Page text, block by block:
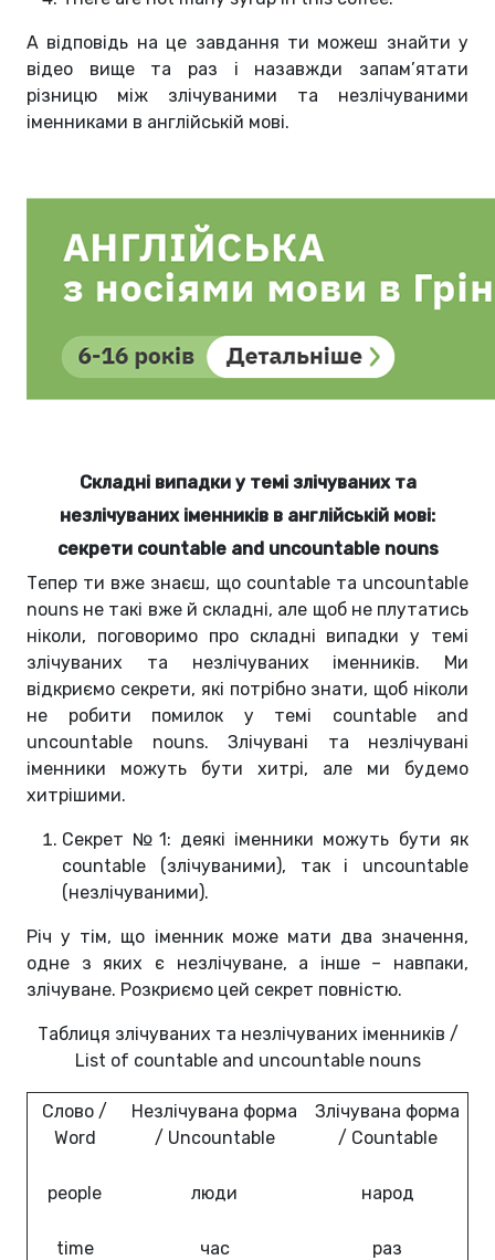
А відповідь на це завдання ти можеш знайти у
відео вище та раз і назавжди запам’ятати
різницю між злічуваними та незлічуваними
іменниками в англійській мові.
Складні випадки у темі злічуваних та
незлічуваних іменників в англійській мові:
секрети countable and uncountable nouns
Тепер ти вже знаєш, що countable та uncountable
nouns не такі вже й складні, але щоб не плутатись
ніколи, поговоримо про складні випадки у темі
злічуваних та незлічуваних іменників. Ми
відкриємо секрети, які потрібно знати, щоб ніколи
не робити помилок у темі countable and
uncountable nouns. Злічувані та незлічувані
іменники можуть бути хитрі, але ми будемо
хитрішими.
Секрет №1: деякі іменники можуть бути як
countable (злічуваними), так і uncountable
(незлічуваними).
Річ у тім, що іменник може мати два значення,
одне з яких є незлічуване, а інше – навпаки,
злічуване. Розкриємо цей секрет повністю.
Таблиця злічуваних та незлічуваних іменників /
List of countable and uncountable nouns
Слово /
Word
Незлічувана форма
/ Uncountable
Злічувана форма
/ Countable
people люди народ
time час раз